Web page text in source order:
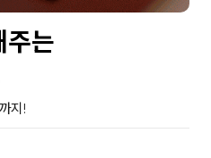
주는
지!